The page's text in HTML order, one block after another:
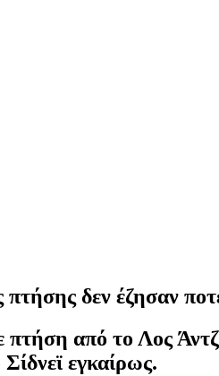
πτήσης δεν έζησαν
πτήση από το Λος
εγκαίρως.